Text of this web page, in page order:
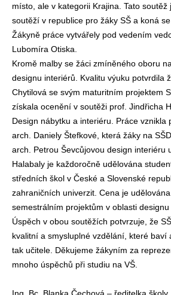
místo, ale v kategorii Krajina. Tato
soutěží v republice pro žáky SŠ a koná
Žákyně práce vytvářely pod vedením
Lubomíra Otiska.
Kromě malby se žáci zmíněného oboru
designu interiérů. Kvalitu výuku potvrdila
Chytilová se svým maturitním projektem
získala ocenění v soutěži prof. Jindřicha
Design nábytku a interiéru. Práce vznikla
arch. Daniely Štefkové, která žáky na
arch. Petrou Ševcůjovou design interiéru
Halabaly je každoročně udělována
středních škol v České a Slovenské
zahraničních univerzit. Cena je
semestrálním projektům v oblasti designu
Úspěch v obou soutěžích potvrzuje, že
kvalitní a smysluplné vzdělání, které baví
tak učitele. Děkujeme žákyním za
mnoho úspěchů při studiu na VŠ.